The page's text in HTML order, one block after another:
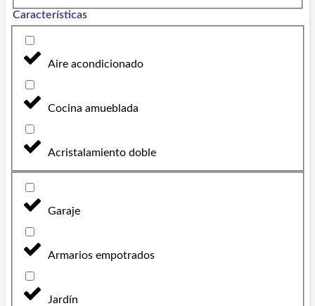
Características
Aire acondicionado
Cocina amueblada
Acristalamiento doble
Garaje
Armarios empotrados
Jardín